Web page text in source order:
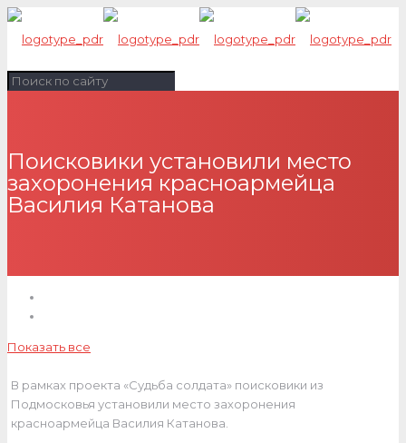
Поисковики установили место
захоронения красноармейца
Василия Катанова
Показать все
В рамках проекта «Судьба солдата» поисковики из
Подмосковья установили место захоронения
красноармейца Василия Катанова.